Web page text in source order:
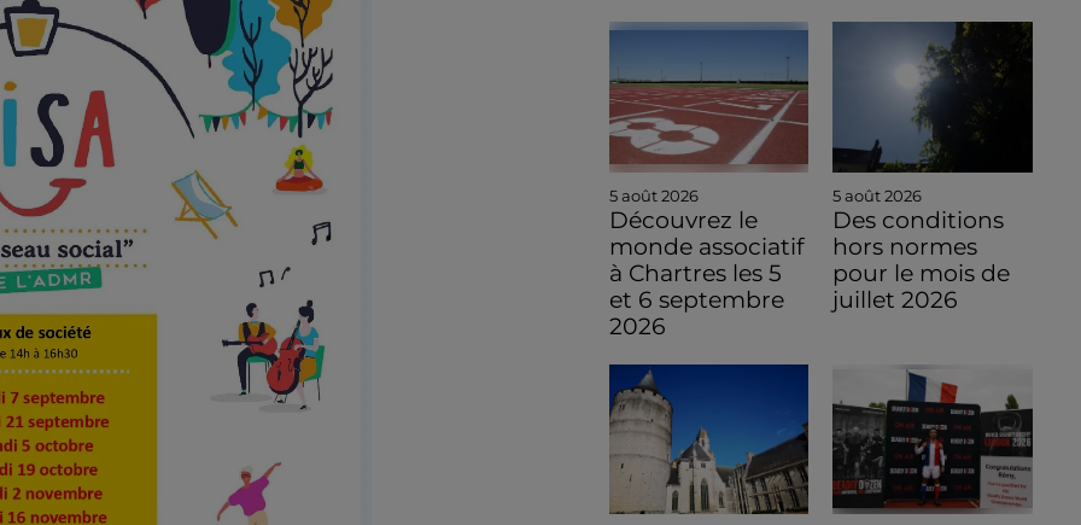
5 août 2026
Découvrez le
monde associatif
à Chartres les 5
et 6 septembre
2026
5 août 2026
Des conditions
hors normes
pour le mois de
juillet 2026